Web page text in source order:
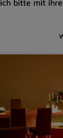
bitte mit